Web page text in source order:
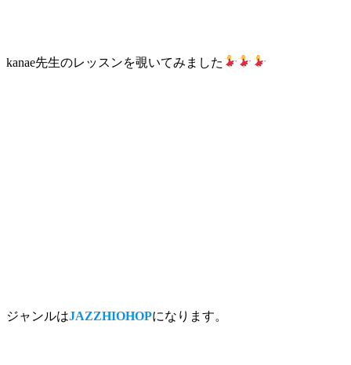
kanae先生のレッスンを覗いてみました
ジャンルはJAZZHIOHOPになります。